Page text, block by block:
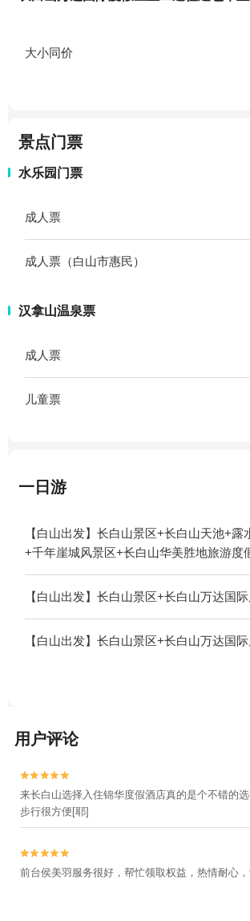
大小同价
景点门票
水乐园门票
成人票
成人票（白山市惠民）
汉拿山温泉票
成人票
儿童票
一日游
【白山出发】长白山景区+长白山天池+
+千年崖城风景区+长白山华美胜地旅游
【白山出发】长白山景区+长白山万达国
【白山出发】长白山景区+长白山万达国
用户评论


来长白山选择入住锦华度假酒店真的是个不错的
步行很方便[耶]


前台侯美羽服务很好，帮忙领取权益，热情耐心